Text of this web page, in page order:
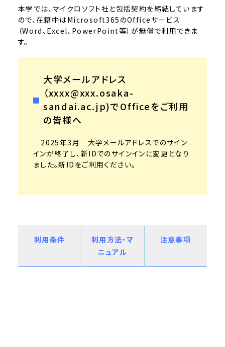
本学では、マイクロソフト社と包括契約を締結しています
ので、在籍中はMicrosoft365のOfficeサービス
（Word、Excel、PowerPoint等）が無償で利用できま
す。
大学メールアドレス
（xxxx@xxx.osaka-
sandai.ac.jp)でOfficeをご利用
の皆様へ
2025年3月 大学メールアドレスでのサイン
インが終了し、新IDでのサインインに変更となり
ました。新IDをご利用ください。
利用条件
利用方法・マ
ニュアル
注意事項